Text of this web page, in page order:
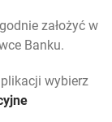
założyć w
Banku.
wybierz